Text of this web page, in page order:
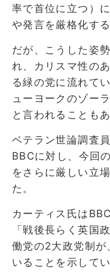
率で首位に立つ）
や発言を厳格化す
だが、こうした姿
れ、カリスマ性の
る緑の党に流れて
ューヨークのゾー
と言われることもあ
ベテラン世論調査
BBCに対し、今回
をさらに厳しい立
た。
カーティス氏は
「戦後長らく英国
働党の2大政党制が
いることを示して